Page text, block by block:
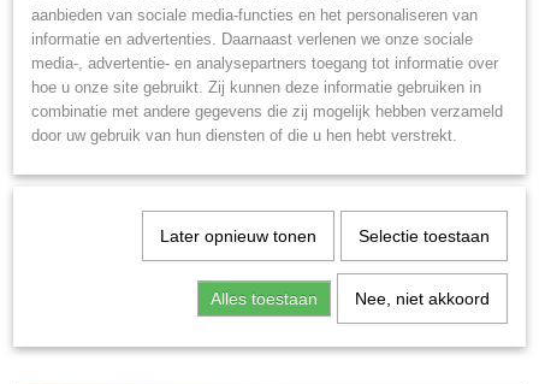
Uitsluitend PSV supporters metalen bord 40x10
aanbieden van sociale media-functies en het personaliseren van
informatie en advertenties. Daarnaast verlenen we onze sociale
media-, advertentie- en analysepartners toegang tot informatie over
hoe u onze site gebruikt. Zij kunnen deze informatie gebruiken in
combinatie met andere gegevens die zij mogelijk hebben verzameld
door uw gebruik van hun diensten of die u hen hebt verstrekt.
Later opnieuw tonen Selectie toestaan
Alles toestaan Nee, niet akkoord